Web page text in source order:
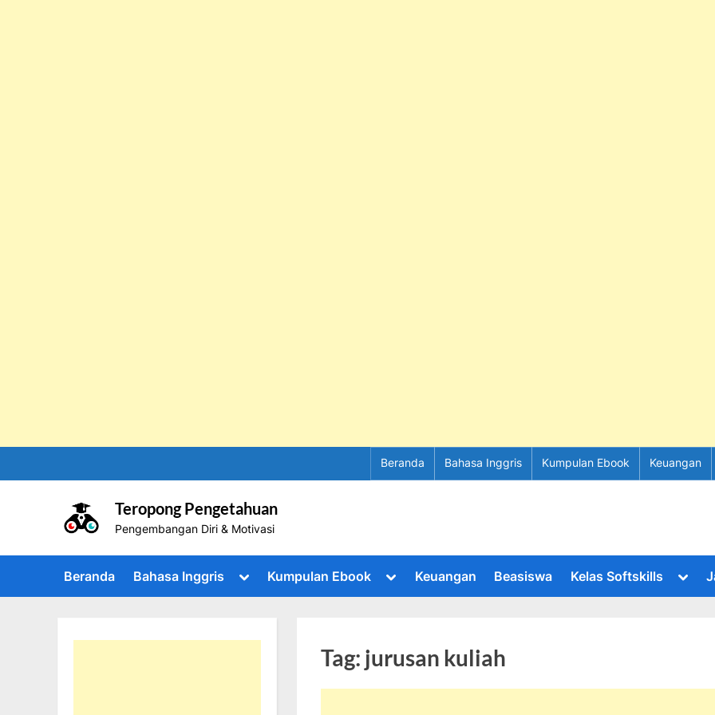
to
Beranda Bahasa Inggris Kumpulan Ebook Keuangan
Teropong Pengetahuan
Pengembangan Diri & Motivasi
Beranda Bahasa Inggris
Toggle
menu
Kumpulan Ebook
Toggle
menu
Keuangan Beasiswa Kelas Softskills
menu
Tag: jurusan kuliah